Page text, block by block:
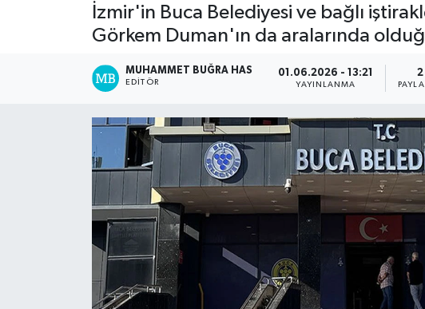
İzmir'in Buca Belediyesi ve bağlı
Görkem Duman'ın da aralarında
MUHAMMET BUĞRA HAS
EDITÖR
01.06.2026 - 13:21
YAYINLANMA
2
Gündem
Siyaset
Teknoloji
Kültür Sanat
Tüm Manşetler
Son Dakika Haberleri
Haber Arşivi